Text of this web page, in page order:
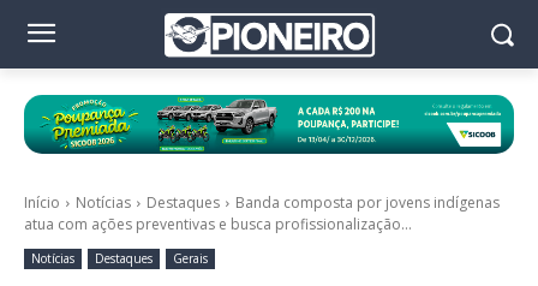
Início Notícias Destaques
Banda composta por jovens indígenas
atua com ações preventivas e busca profissionalização...
Notícias Destaques Gerais